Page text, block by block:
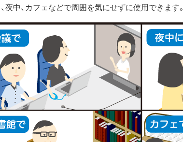
夜中、カフェなどで周囲を気にせずに使用できます。